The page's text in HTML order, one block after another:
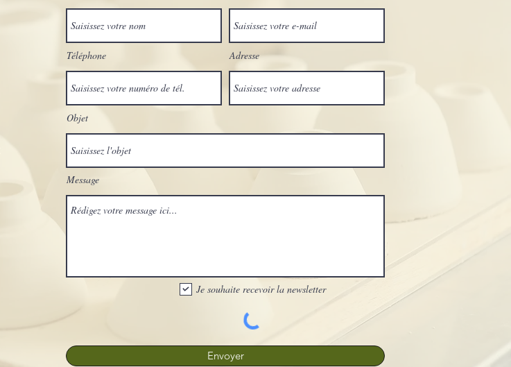
Téléphone Adresse
Objet
Message
Je souhaite recevoir la newsletter
Envoyer